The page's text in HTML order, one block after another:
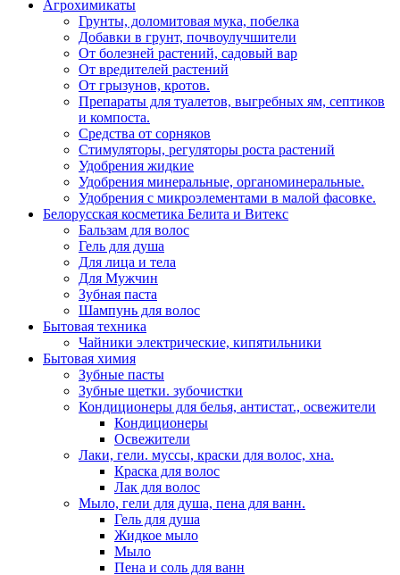
Агрохимикаты
Грунты, доломитовая мука, побелка
Добавки в грунт, почвоулучшители
От болезней растений, садовый вар
От вредителей растений
От грызунов, кротов.
Препараты для туалетов, выгребных ям, септиков
и компоста.
Средства от сорняков
Стимуляторы, регуляторы роста растений
Удобрения жидкие
Удобрения минеральные, органоминеральные.
Удобрения с микроэлементами в малой фасовке.
Белорусская косметика Белита и Витекс
Бальзам для волос
Гель для душа
Для лица и тела
Для Мужчин
Зубная паста
Шампунь для волос
Бытовая техника
Чайники электрические, кипятильники
Бытовая химия
Зубные пасты
Зубные щетки. зубочистки
Кондиционеры для белья, антистат., освежители
Кондиционеры
Освежители
Лаки, гели. муссы, краски для волос, хна.
Краска для волос
Лак для волос
Мыло, гели для душа, пена для ванн.
Гель для душа
Жидкое мыло
Мыло
Пена и соль для ванн